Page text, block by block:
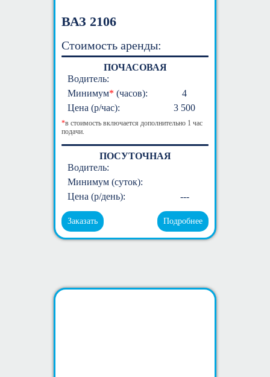
ВАЗ 2106
Стоимость аренды:
ПОЧАСОВАЯ
Водитель:
Минимум* (часов):
4
Цена (р/час):
3 500
*в стоимость включается дополнительно 1 час
подачи.
ПОСУТОЧНАЯ
Водитель:
Минимум (суток):
Цена (р/день):
---
Заказать Подробнее